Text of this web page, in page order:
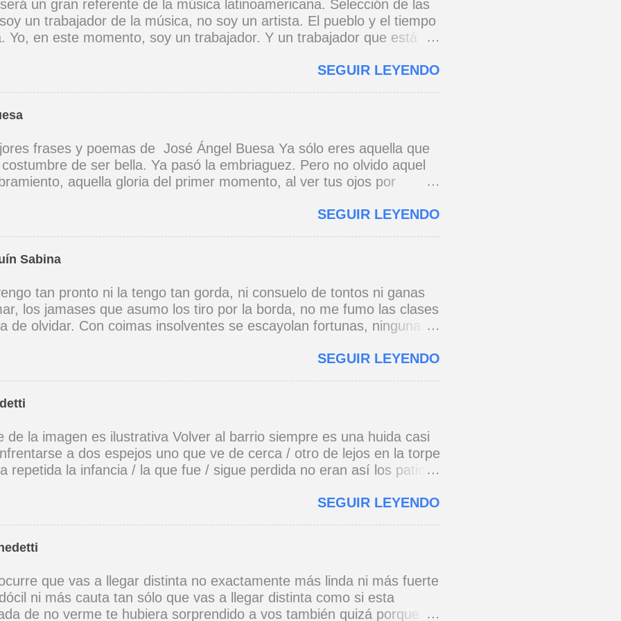
un gran referente de la música latinoamericana. Selección de las
un trabajador de la música, no soy un artista. El pueblo y el tiempo
Yo, en este momento, soy un trabajador. Y un trabajador que está
buena voz, canto porque la guitarra tiene sentido y razón.
jugar. Cuántos como tu vagarán, el dinero es todo para amar,
hay. (Canción de cuna para un niño vago. 1965) * Si yo a Cuba le
canción tendría que ser un son, un son revolucionario, pie con pie,
a corazón, corazón a corazón. (A Cuba .1969) ...
SEGUIR LEYENDO
frases y poemas de José Ángel Buesa Ya sólo eres aquella que
de ser bella. Ya pasó la embriaguez. Pero no olvido aquel
aquella gloria del primer momento, al ver tus ojos por
Como aquel instante de embriaguez; y siento celos al pensar que un
SEGUIR LEYENDO
Sabina
tan pronto ni la tengo tan gorda, ni consuelo de tontos ni ganas
los jamases que asumo los tiro por la borda, no me fumo las clases
de olvidar. Con coimas insolventes se escayolan fortunas, ninguna
no es cómico este atómico vil ataque de tos. Porque chuzos de punta
es otra guerra incivil, la única guerra sin héroes ni vencidos ni
abismo, del éxtasis, del llanto. Deliran las campanas con mil gramos
desguaza las ventanas un vendaval impío, los gurús posmodernos
en vez de liebre, cuentan que en el infierno se pasa mucho frío.
SEGUIR LEYENDO
de la imagen es ilustrativa Volver al barrio siempre es una huida casi
a dos espejos uno que ve de cerca / otro de lejos en la torpe
repetida la infancia / la que fue / sigue perdida no eran así los patios
el barrio tiene encanto y lluvia mansa rieles para un tranvía que
Mario Benedetti
SEGUIR LEYENDO
que vas a llegar distinta no exactamente más linda ni más fuerte
ni más cauta tan sólo que vas a llegar distinta como si esta
de no verme te hubiera sorprendido a vos también quizá porque